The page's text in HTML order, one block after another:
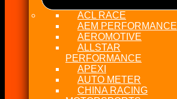
ACL RACE
AEM PERFORMANCE
AEROMOTIVE
ALLSTAR
PERFORMANCE
APEXI
AUTO METER
CHINA RACING